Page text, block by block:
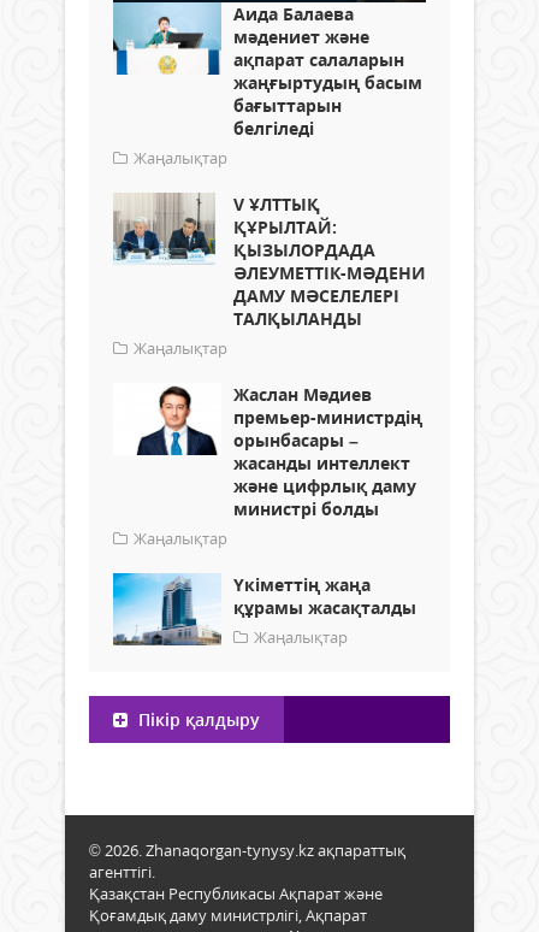
Аида Балаева
мәдениет және
ақпарат салаларын
жаңғыртудың басым
бағыттарын
белгіледі
Жаңалықтар
V ҰЛТТЫҚ
ҚҰРЫЛТАЙ:
ҚЫЗЫЛОРДАДА
ӘЛЕУМЕТТІК-МӘДЕНИ
ДАМУ МӘСЕЛЕЛЕРІ
ТАЛҚЫЛАНДЫ
Жаңалықтар
Жаслан Мәдиев
премьер-министрдің
орынбасары –
жасанды интеллект
және цифрлық даму
министрі болды
Жаңалықтар
Үкіметтің жаңа
құрамы жасақталды
Жаңалықтар
Пікір қалдыру
© 2026. Zhanaqorgan-tynysy.kz ақпараттық
агенттігі.
Қазақстан Республикасы Ақпарат және
Қоғамдық даму министрлігі, Ақпарат